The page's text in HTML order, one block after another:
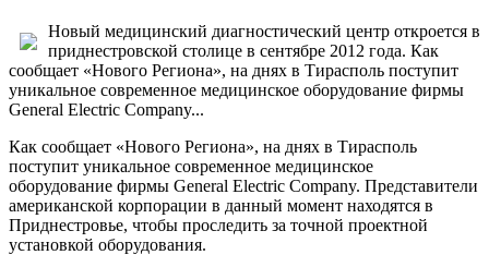
Новый медицинский диагностический центр откроется в
приднестровской столице в сентябре 2012 года. Как
сообщает «Нового Региона», на днях в Тирасполь поступит
уникальное современное медицинское оборудование фирмы
General Electric Company...
Как сообщает «Нового Региона», на днях в Тирасполь
поступит уникальное современное медицинское
оборудование фирмы General Electric Company. Представители
американской корпорации в данный момент находятся в
Приднестровье, чтобы проследить за точной проектной
установкой оборудования.